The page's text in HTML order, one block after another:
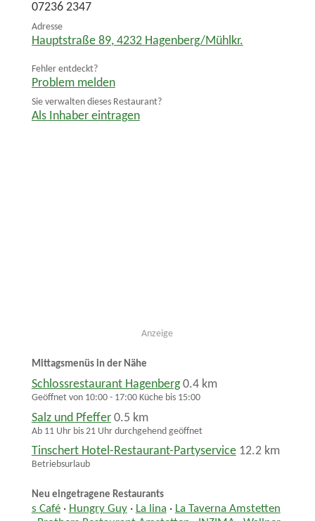
07236 2347
Adresse
Hauptstraße 89, 4232 Hagenberg/Mühlkr.
Fehler entdeckt?
Problem melden
Sie verwalten dieses Restaurant?
Als Inhaber eintragen
Anzeige
Mittagsmenüs in der Nähe
Schlossrestaurant Hagenberg 0.4 km
Geöffnet von 10:00 - 17:00 Küche bis 15:00
Salz und Pfeffer 0.5 km
Ab 11 Uhr bis 21 Uhr durchgehend geöffnet
Tinschert Hotel-Restaurant-Partyservice 12.2 km
Betriebsurlaub
Neu eingetragene Restaurants
s Café· Hungry Guy· La lina · La Taverna Amstetten